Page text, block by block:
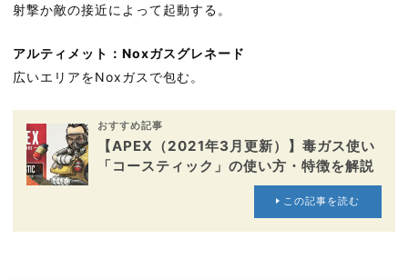
射撃か敵の接近によって起動する。
アルティメット：Noxガスグレネード
広いエリアをNoxガスで包む。
おすすめ記事
【APEX（2021年3月更新）】毒ガス使い
「コースティック」の使い方・特徴を解説
この記事を読む